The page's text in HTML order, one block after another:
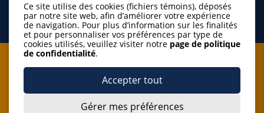
Je m'abonne à l'infolettre
Ce site utilise des cookies (fichiers témoins), déposés
par notre site web, afin d’améliorer votre expérience
de navigation. Pour plus d’information sur les finalités
et pour personnaliser vos préférences par type de
cookies utilisés, veuillez visiter notre page de politique
de confidentialité.
Accepter tout
Gérer mes préférences